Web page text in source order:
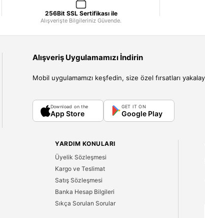
256Bit SSL Sertifikası ile
Alışverişte Bilgileriniz Güvende.
Alışveriş Uygulamamızı İndirin
Mobil uygulamamızı keşfedin, size özel fırsatları
Download on the
App Store
GET IT ON
Google Play
YARDIM KONULARI
Üyelik Sözleşmesi
Kargo ve Teslimat
Satış Sözleşmesi
Banka Hesap Bilgileri
Sıkça Sorulan Sorular